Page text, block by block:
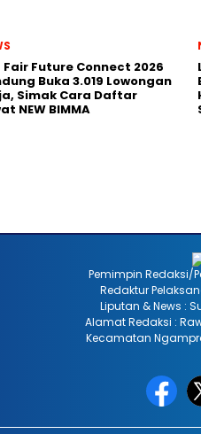
Fair Future Connect 2026
Buka 3.019 Lowongan
Simak Cara Daftar
NEW BIMMA
Pemimpin Redaksi/
Redaktur
Liputan & News :
Alamat Redaksi :
Kecamatan